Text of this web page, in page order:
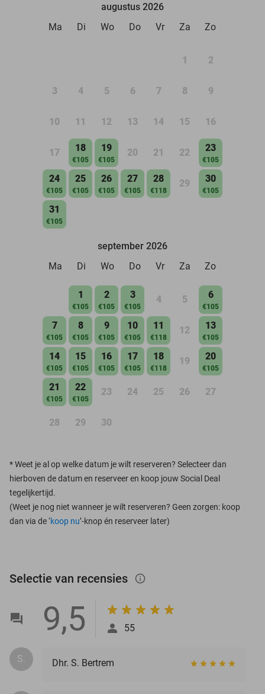
augustus 2026
Ma
Di Wo Do Vr Za Zo
1 2
3 4 5 6 7 8 9
10 11 12 13 14 15 16
17 18
€105
19
€105
20 21 22 23
€105
24
€105
25
€105
26
€105
27
€105
28
€118
29 30
€105
31
€105
september 2026
Ma
Di Wo Do Vr Za Zo
1
€105
2
€105
3
€105
4 5 6
€105
7
€105
8
€105
9
€105
10
€105
11
€118
12 13
€105
14
€105
15
€105
16
€105
17
€105
18
€118
19 20
€105
21
€105
22
€105
23 24 25 26 27
28 29 30
*Weet je al op welke datum je wilt reserveren? Selecteer dan
hierboven de datum en reserveer en koop jouw Social Deal
tegelijkertijd.
(Weet je nog niet wanneer je wilt reserveren? Geen zorgen: koop
dan via de ‘koop nu’-knop én reserveer later)
Selectie van recensies info_outlined
9,5 55
S. Dhr. S. Bertrem